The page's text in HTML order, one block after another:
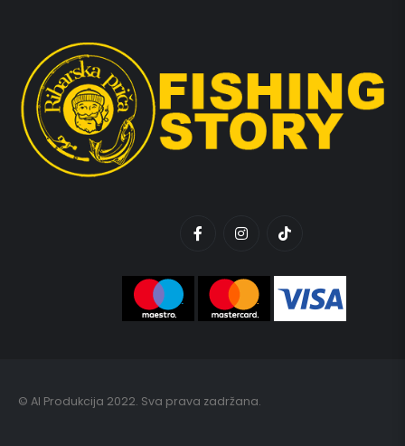
© AI Produkcija 2022. Sva prava zadržana.